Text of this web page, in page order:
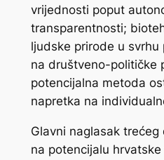
vrijednosti poput
transparentnosti;
ljudske prirode u
na društveno-političke
potencijalna metoda
napretka na
Glavni naglasak
na potencijalu